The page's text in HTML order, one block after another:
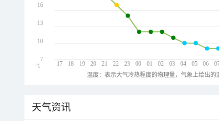
17 18 19 20 21 22 23 00 01 02 03 04 05 06
16
13
10
7
℃
温度：表示大气冷热程度的物理量，气象上给出
天气资讯